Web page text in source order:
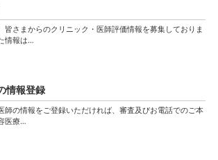
皆さまからのクリニック・医師評価情報を募集しておりま
情報は…
情報登録
師の情報をご登録いただければ、審査及びお電話でのご本
医療…